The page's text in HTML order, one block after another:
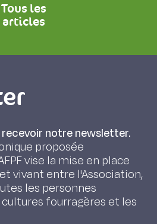
Tous les
articles
notre newsletter.
proposée
vise la mise en place
vivant entre l'Association,
les personnes
fourragères et les